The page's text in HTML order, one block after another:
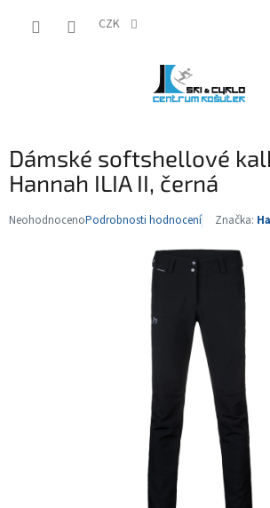
CZK
Dámské softshellové
Hannah ILIA II, černá
Průměrné
NeohodnocenoPodrobnosti hodnocení Značka: